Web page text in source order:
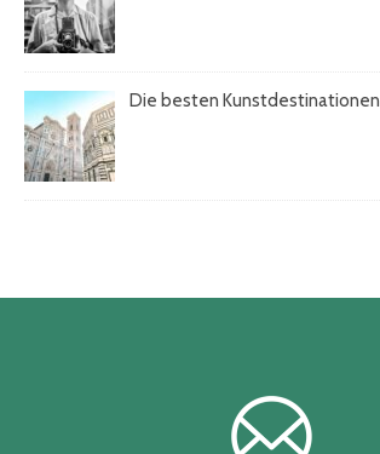
Die besten Kunstdestinationen